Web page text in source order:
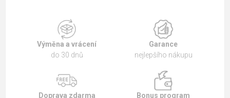
Výměna a vrácení
do 30 dnů
Garance
nejlepšího nákupu
Doprava zdarma
Bonus program